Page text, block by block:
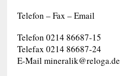
Telefon – Fax – Email
Telefon 0214 86687-15
Telefax 0214 86687-24
E-Mailmineralik@reloga.de